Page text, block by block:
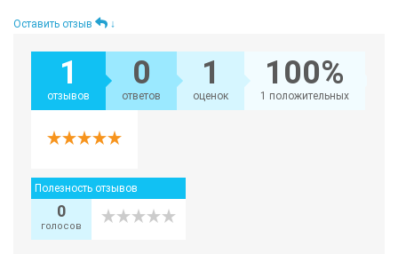
Оставить отзыв ↓
1
отзывов
0
ответов
1
оценок
100%
1 положительных
Полезность отзывов
0
голосов